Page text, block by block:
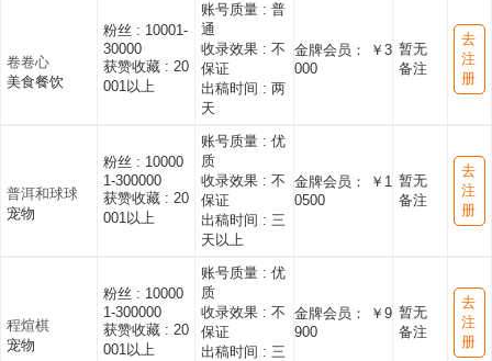
卷卷心
美食餐饮
粉丝 : 10001-
30000
获赞收藏 : 20
001以上
账号质量 : 普
通
收录效果 : 不
保证
出稿时间 : 两
天
金牌会员： ￥3
000
暂无
备注
去
注
册
普洱和球球
宠物
粉丝 : 10000
1-300000
获赞收藏 : 20
001以上
账号质量 : 优
质
收录效果 : 不
保证
出稿时间 : 三
天以上
金牌会员： ￥1
0500
暂无
备注
去
注
册
程煊棋
宠物
粉丝 : 10000
1-300000
获赞收藏 : 20
001以上
账号质量 : 优
质
收录效果 : 不
保证
出稿时间 : 三
金牌会员： ￥9
900
暂无
备注
去
注
册